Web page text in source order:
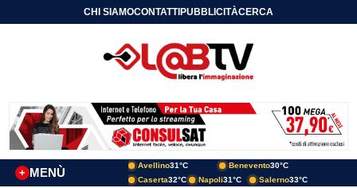
CHI SIAMOCONTATTIPUBBLICITÀCERCA
MENÙ
+
Avellino31°C Benevento30°C
Caserta32°C Napoli31°C Salerno33°C